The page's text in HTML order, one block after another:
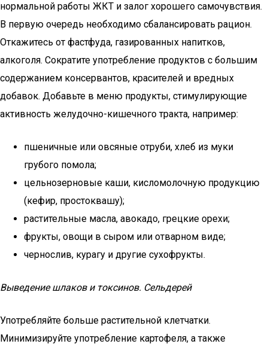
нормальной работы ЖКТ и залог хорошего самочувствия.
В первую очередь необходимо сбалансировать рацион.
Откажитесь от фастфуда, газированных напитков,
алкоголя. Сократите употребление продуктов с большим
содержанием консервантов, красителей и вредных
добавок. Добавьте в меню продукты, стимулирующие
активность желудочно-кишечного тракта, например:
пшеничные или овсяные отруби, хлеб из муки
грубого помола;
цельнозерновые каши, кисломолочную продукцию
(кефир, простоквашу);
растительные масла, авокадо, грецкие орехи;
фрукты, овощи в сыром или отварном виде;
чернослив, курагу и другие сухофрукты.
Выведение шлаков и токсинов. Сельдерей
Употребляйте больше растительной клетчатки.
Минимизируйте употребление картофеля, а также